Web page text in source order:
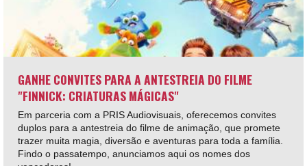
GANHE CONVITES PARA A ANTESTREIA DO FILME
"FINNICK: CRIATURAS MÁGICAS"
Em parceria com a PRIS Audiovisuais, oferecemos convites
duplos para a antestreia do filme de animação, que promete
trazer muita magia, diversão e aventuras para toda a família.
Findo o passatempo, anunciamos aqui os nomes dos